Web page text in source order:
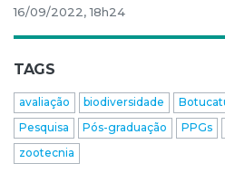
16/09/2022, 18h24
TAGS
avaliação biodiversidade
Pesquisa
Pós-graduação PPGs
zootecnia